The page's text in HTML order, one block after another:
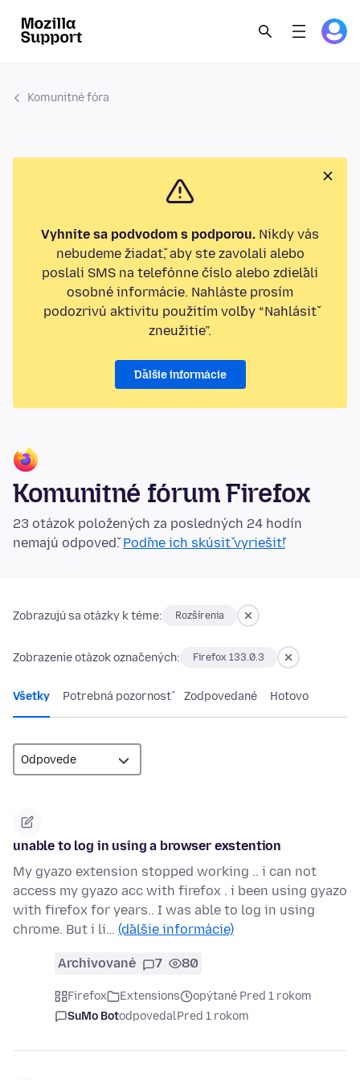
Komunitné fóra
Vyhnite sa podvodom s podporou. Nikdy vás
nebudeme žiadať, aby ste zavolali alebo
poslali SMS na telefónne číslo alebo zdieľali
osobné informácie. Nahláste prosím
podozrivú aktivitu použitím voľby “Nahlásiť
zneužitie”.
Ďalšie informácie
Komunitné fórum Firefox
23 otázok položených za posledných 24 hodín
nemajú odpoveď.Poďme ich skúsiť vyriešiť!
Zobrazujú sa otázky k téme: Rozšírenia
Zobrazenie otázok označených: Firefox 133.0.3
Všetky Potrebná pozornosť Zodpovedané Hotovo
unable to log in using a browser exstention
My gyazo extension stopped working .. i can not
access my gyazo acc with firefox . i been using gyazo
with firefox for years.. I was able to log in using
chrome. But i li… (ďalšie informácie)
Archivované 7 80
Firefox Extensions
opýtané Pred 1 rokom
SuMo BotodpovedalPred 1 rokom